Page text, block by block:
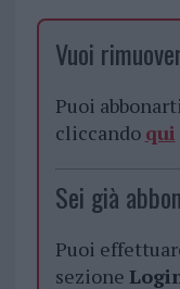
Vuoi
Puoi
cliccando qui
Sei già
Puoi
sezione